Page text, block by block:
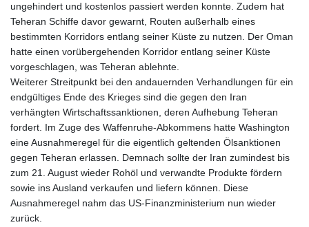
ungehindert und kostenlos passiert werden konnte. Zudem hat
Teheran Schiffe davor gewarnt, Routen außerhalb eines
bestimmten Korridors entlang seiner Küste zu nutzen. Der Oman
hatte einen vorübergehenden Korridor entlang seiner Küste
vorgeschlagen, was Teheran ablehnte.
Weiterer Streitpunkt bei den andauernden Verhandlungen für ein
endgültiges Ende des Krieges sind die gegen den Iran
verhängten Wirtschaftssanktionen, deren Aufhebung Teheran
fordert. Im Zuge des Waffenruhe-Abkommens hatte Washington
eine Ausnahmeregel für die eigentlich geltenden Ölsanktionen
gegen Teheran erlassen. Demnach sollte der Iran zumindest bis
zum 21. August wieder Rohöl und verwandte Produkte fördern
sowie ins Ausland verkaufen und liefern können. Diese
Ausnahmeregel nahm das US-Finanzministerium nun wieder
zurück.